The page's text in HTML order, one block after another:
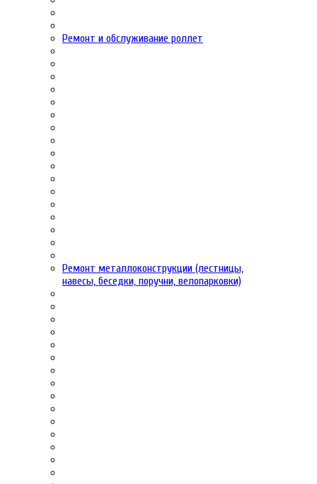
Ремонт и обслуживание роллет
Ремонт металлоконструкции (лестницы,
навесы, беседки, поручни, велопарковки)